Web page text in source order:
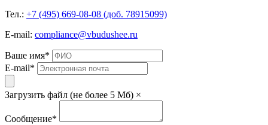
Тел.: +7 (495) 669-08-08 (доб. 78915099)
E-mail: compliance@vbudushee.ru
Ваше имя*
E-mail*
Загрузить файл (не более 5 Мб) ×
Сообщение*